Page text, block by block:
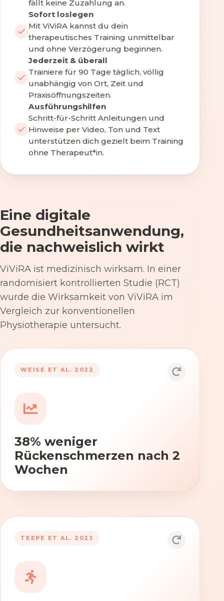
fällt keine Zuzahlung an.
Sofort loslegen
Mit ViViRA kannst du dein
therapeutisches Training unmittelbar
und ohne Verzögerung beginnen.
Jederzeit & überall
Trainiere für 90 Tage täglich, völlig
unabhängig von Ort, Zeit und
Praxisöffnungszeiten.
Ausführungshilfen
Schritt-für-Schritt Anleitungen und
Hinweise per Video, Ton und Text
unterstützen dich gezielt beim Training
ohne Therapeut*in.
Eine digitale
Gesundheitsanwendung,
die nachweislich wirkt
ViViRA ist medizinisch wirksam. In einer
randomisiert kontrollierten Studie (RCT)
wurde die Wirksamkeit von ViViRA im
Vergleich zur konventionellen
Physiotherapie untersucht.
WEISE ET AL. 2022
38% weniger
Rückenschmerzen nach 2
Wochen
53% nach 12 Wochen
TEEPE ET AL. 2023
Durch die Anwendung von ViViRA
Beweglichkeit und Koordination nach